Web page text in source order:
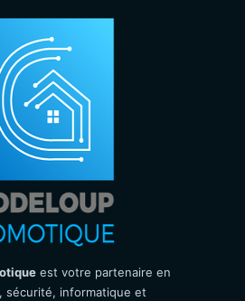
est votre partenaire en
sécurité, informatique et